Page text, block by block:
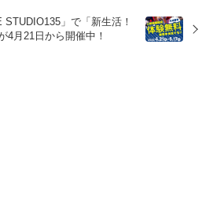
」で「新生活！
4月21日から開催中！